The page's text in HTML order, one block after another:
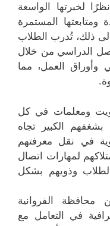
لخبرتها الواسعة
المستمرة
إلى ذلك، تُدرب الطلاب
الدراسي من خلال
وأوراق العمل، مما
ومعلمات في كل
بشغفهم الكبير تجاه
في نقل معرفتهم
لمهارات اتصال
وذويهم بشكل
الفروانية
في التعامل مع